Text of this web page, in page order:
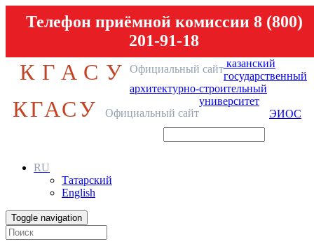
Телефон приёмной комиссии 8 (800)
201-91-18
КГАСУ Официальный сайт казанский
государственный
архитектурно-строительный
университет
КГАСУ Официальный сайт ЭИОС
RU
Татарский
English
Toggle navigation